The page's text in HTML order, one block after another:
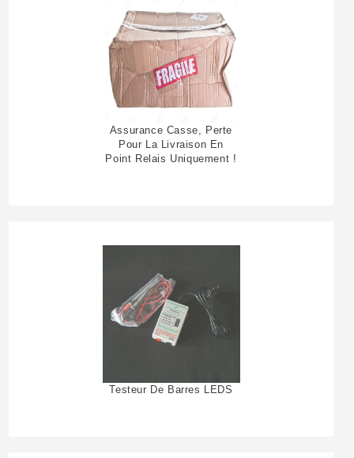
Assurance Casse, Perte
Pour La Livraison En
Point Relais Uniquement !
Testeur De Barres LEDS